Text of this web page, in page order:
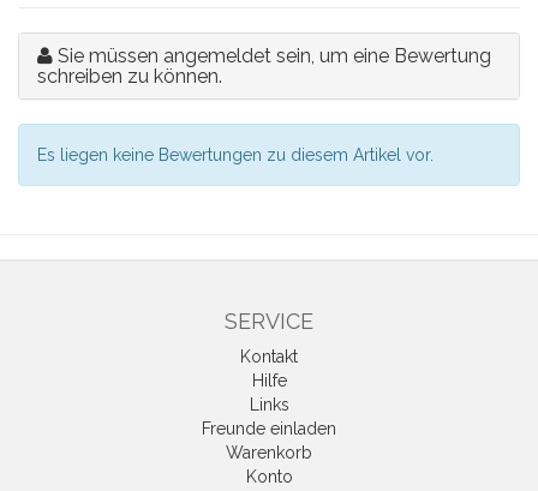
Sie müssen angemeldet sein, um eine Bewertung
schreiben zu können.
Es liegen keine Bewertungen zu diesem Artikel vor.
SERVICE
Kontakt
Hilfe
Links
Freunde einladen
Warenkorb
Konto